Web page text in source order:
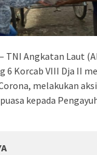
TNI Angkatan Laut
6 Korcab VIII Dja II
melakukan
kepada